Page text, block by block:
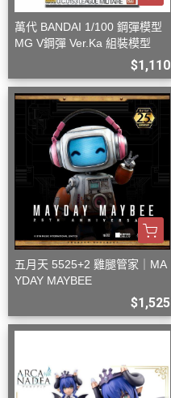
萬代 BANDAI 1/100 鋼彈模型
MG V鋼彈 Ver.Ka 組裝模型
$1,110
五月天 5525+2 雞腿管家｜MA
YDAY MAYBEE
$1,525